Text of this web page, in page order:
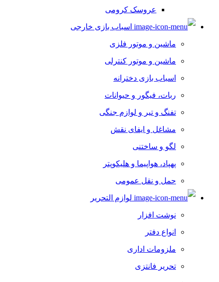
عروسک کرومی
اسباب بازی خارجی
ماشین و موتور فلزی
ماشین و موتور کنترلی
اسباب بازی دخترانه
ربات، فیگور و حیوانات
تفنگ و تیر و لوازم جنگی
مشاغل و ایفای نقش
لگو و ساختنی
پهپاد، هواپیما و هلیکوپتر
حمل و نقل عمومی
لوازم التحریر
نوشت افزار
انواع دفتر
ملزومات اداری
تحریر فانتزی